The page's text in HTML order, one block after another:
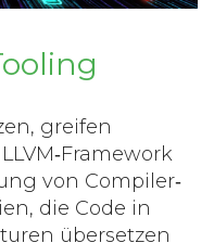
greifen
von Compiler‑
die Code in
übersetzen